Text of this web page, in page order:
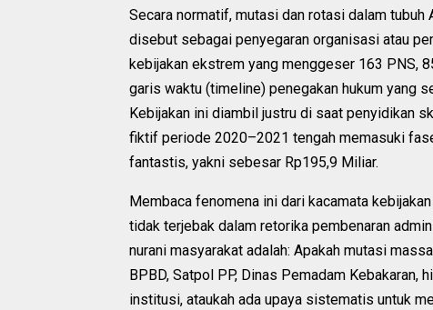
Secara normatif, mutasi dan rotasi dalam tubuh
disebut sebagai penyegaran organisasi atau
kebijakan ekstrem yang menggeser 163 PNS,
garis waktu (timeline) penegakan hukum yang
Kebijakan ini diambil justru di saat penyidikan
fiktif periode 2020–2021 tengah memasuki
fantastis, yakni sebesar Rp195,9 Miliar.
Membaca fenomena ini dari kacamata
tidak terjebak dalam retorika pembenaran
nurani masyarakat adalah: Apakah mutasi
BPBD, Satpol PP, Dinas Pemadam Kebakaran,
institusi, ataukah ada upaya sistematis untuk